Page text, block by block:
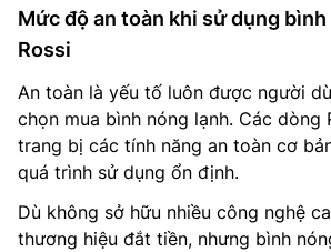
Mức độ an toàn khi sử dụng
Rossi
An toàn là yếu tố luôn được người
chọn mua bình nóng lạnh. Các dòng
trang bị các tính năng an toàn cơ
quá trình sử dụng ổn định.
Dù không sở hữu nhiều công nghệ
thương hiệu đắt tiền, nhưng bình